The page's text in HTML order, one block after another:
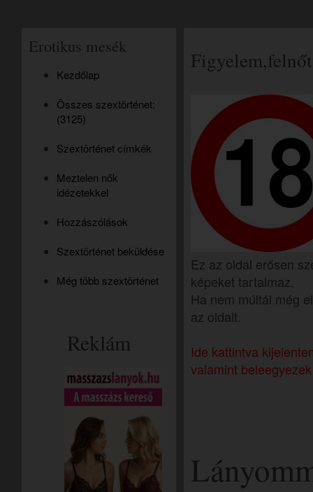
Erotikus mesék
Kezdőlap
Összes szextörténet:
(3125)
Szextörténet címkék
Meztelen nők
idézetekkel
Hozzászólások
Szextörténet beküldése
Még több szextörténet
Reklám
Ez az oldal erősen
képeket tartalmaz.
Ha nem múltál még
az oldalt.
Ide kattintva
valamint